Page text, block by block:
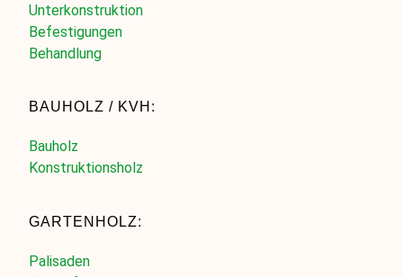
Unterkonstruktion
Befestigungen
Behandlung
BAUHOLZ / KVH:
Bauholz
Konstruktionsholz
GARTENHOLZ:
Palisaden